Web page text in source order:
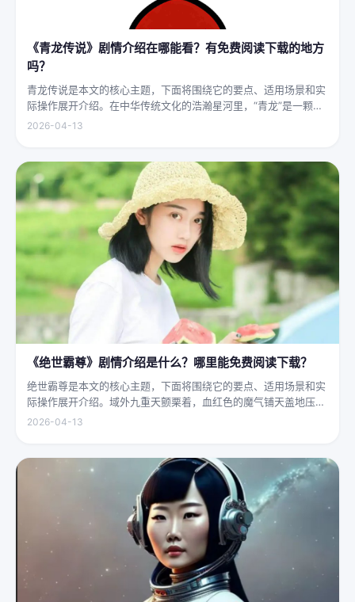
《青龙传说》剧情介绍在哪能看？有免费阅读下载的地方
吗？
青龙传说是本文的核心主题，下面将围绕它的要点、适用场景和实
际操作展开介绍。在中华传统文化的浩瀚星河里，“青龙”是一颗璀
璨夺目的明珠，它与白虎、朱雀、玄武并称“四灵”，雄踞东方，是
2026-04-13
《绝世霸尊》剧情介绍是什么？哪里能免费阅读下载？
绝世霸尊是本文的核心主题，下面将围绕它的要点、适用场景和实
际操作展开介绍。域外九重天颤栗着，血红色的魔气铺天盖地压向
人间界最后一道防线——诛仙阵。阵中百万仙神联军已是强弩之
2026-04-13